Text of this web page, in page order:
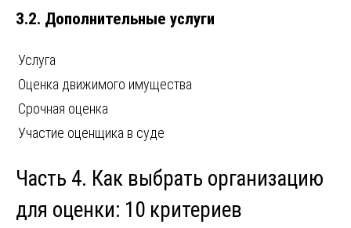
3.2. Дополнительные услуги
Услуга
Оценка движимого имущества
Срочная оценка
Участие оценщика в суде
Часть 4. Как выбрать организацию
для оценки: 10 критериев